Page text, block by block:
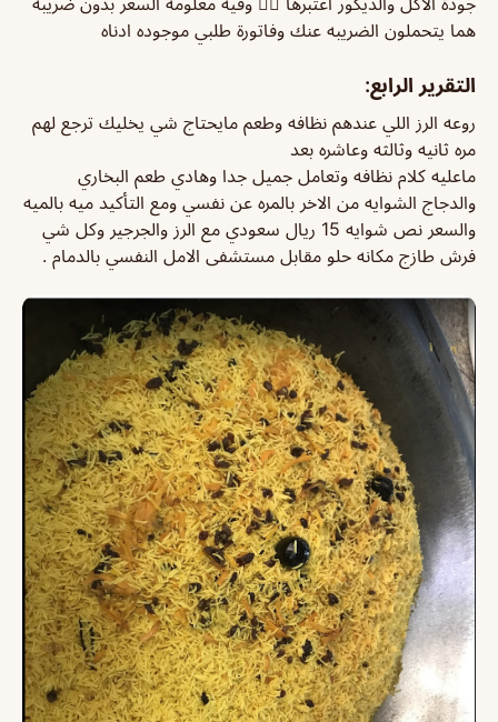
هما يتحملون الضريبه عنك وفاتورة طلبي موجوده ادناه
التقرير الرابع:
روعه الرز اللي عندهم نظافه وطعم مايحتاج شي يخليك ترجع لهم
مره ثانيه وثالثه وعاشره بعد
ماعليه كلام نظافه وتعامل جميل جدا وهادي طعم البخاري
والدجاج الشوايه من الاخر بالمره عن نفسي ومع التأكيد ميه بالميه
والسعر نص شوايه 15 ريال سعودي مع الرز والجرجير وكل شي
فرش طازج مكانه حلو مقابل مستشفى الامل النفسي بالدمام .